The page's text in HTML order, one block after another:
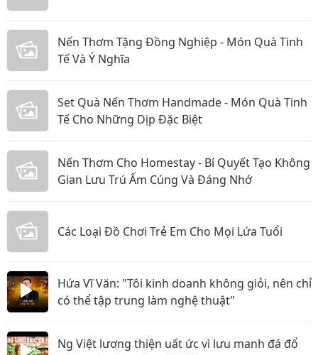
Nến Thơm Tặng Đồng Nghiệp - Món Quà Tinh
Tế Và Ý Nghĩa
Set Quà Nến Thơm Handmade - Món Quà Tinh
Tế Cho Những Dịp Đặc Biệt
Nến Thơm Cho Homestay - Bí Quyết Tạo Không
Gian Lưu Trú Ấm Cúng Và Đáng Nhớ
Các Loại Đồ Chơi Trẻ Em Cho Mọi Lứa Tuổi
Hứa Vĩ Văn: "Tôi kinh doanh không giỏi, nên chỉ
có thể tập trung làm nghệ thuật"
Ng Việt lương thiện uất ức vì lưu manh đá đổ